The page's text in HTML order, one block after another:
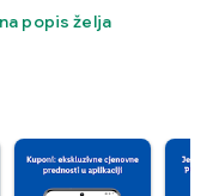
popis želja